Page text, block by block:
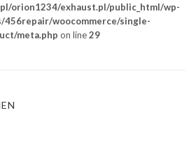
orion1234/exhaust.pl/public_html/wp-
woocommerce/single-
meta.php on line29